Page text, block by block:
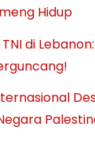
Hidup
di